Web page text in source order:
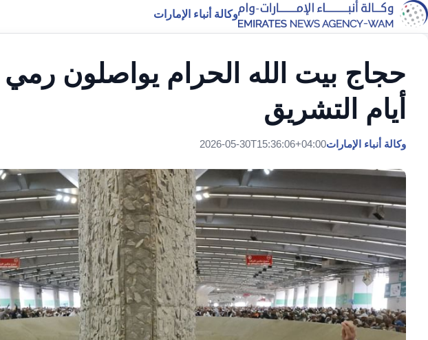
وكالة أنباء الإمارات
حجاج بيت الله الحرام يواصلون
أيام التشريق
وكالة أنباء الإمارات2026-05-30T15:36:06+04:00